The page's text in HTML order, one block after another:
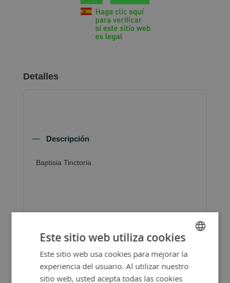
Detalles
Descripción
Baptisia Tinctoria
SPANISH
ENGLISH
Este sitio web utiliza cookies
Este sitio web usa cookies para mejorar la
experiencia del usuario. Al utilizar nuestro
sitio web, usted acepta todas las cookies